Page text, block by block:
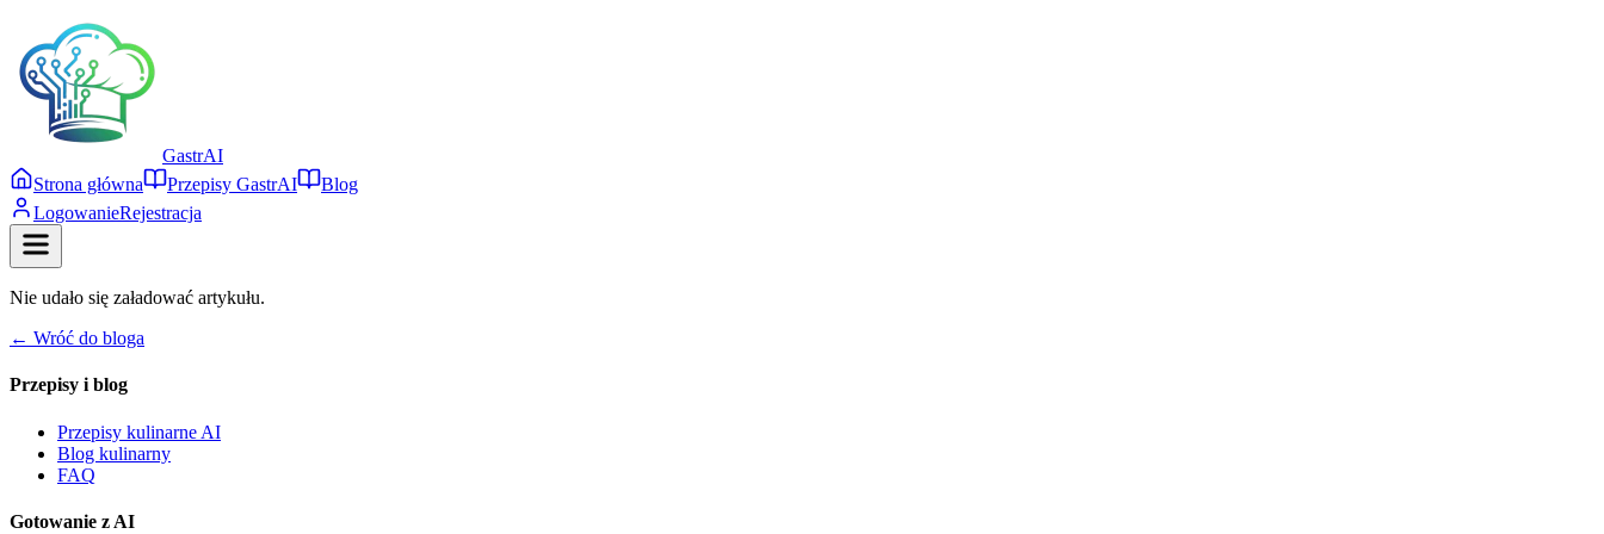
GastrAI
Strona główna
Przepisy GastrAI
Blog
LogowanieRejestracja
Nie udało się załadować artykułu.
← Wróć do bloga
Przepisy i blog
Przepisy kulinarne AI
Blog kulinarny
FAQ
Gotowanie z AI